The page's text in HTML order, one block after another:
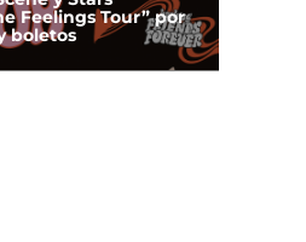
Feelings Tour” por
boletos